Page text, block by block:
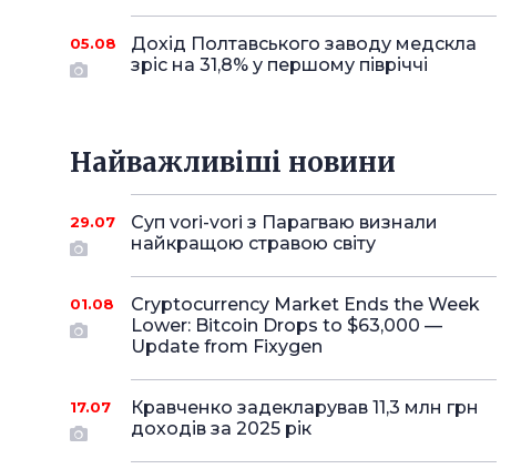
05.08
Дохід Полтавського заводу медскла
зріс на 31,8% у першому півріччі
Найважливіші новини
29.07
Суп vori-vori з Парагваю визнали
найкращою стравою світу
01.08
Cryptocurrency Market Ends the Week
Lower: Bitcoin Drops to $63,000 —
Update from Fixygen
17.07
Кравченко задекларував 11,3 млн грн
доходів за 2025 рік